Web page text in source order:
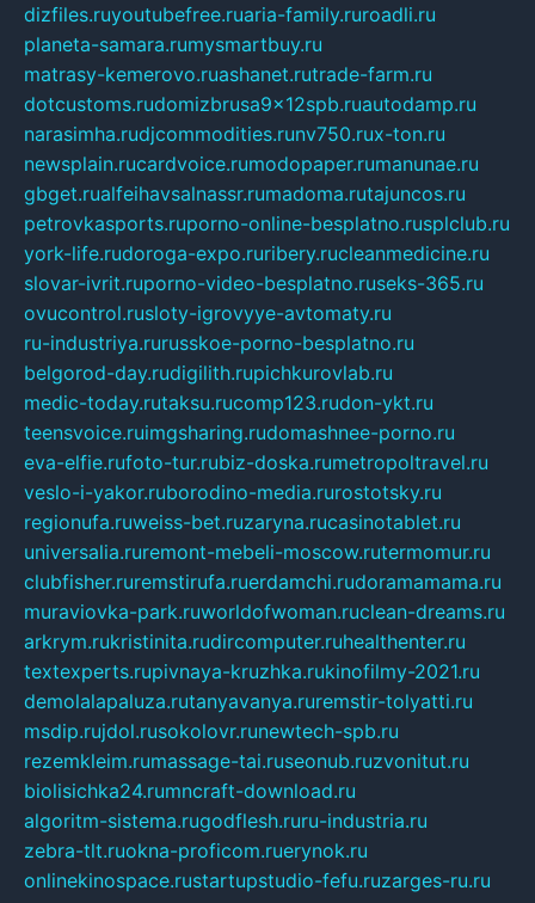
dizfiles.ruyoutubefree.ruaria-family.ruroadli.ru
planeta-samara.rumysmartbuy.ru
matrasy-kemerovo.ruashanet.rutrade-farm.ru
dotcustoms.rudomizbrusa9x12spb.ruautodamp.ru
narasimha.rudjcommodities.runv750.rux-ton.ru
newsplain.rucardvoice.rumodopaper.rumanunae.ru
gbget.rualfeihavsalnassr.rumadoma.rutajuncos.ru
petrovkasports.ruporno-online-besplatno.rusplclub.ru
york-life.rudoroga-expo.ruribery.rucleanmedicine.ru
slovar-ivrit.ruporno-video-besplatno.ruseks-365.ru
ovucontrol.rusloty-igrovyye-avtomaty.ru
ru-industriya.rurusskoe-porno-besplatno.ru
belgorod-day.rudigilith.rupichkurovlab.ru
medic-today.rutaksu.rucomp123.rudon-ykt.ru
teensvoice.ruimgsharing.rudomashnee-porno.ru
eva-elfie.rufoto-tur.rubiz-doska.rumetropoltravel.ru
veslo-i-yakor.ruborodino-media.rurostotsky.ru
regionufa.ruweiss-bet.ruzaryna.rucasinotablet.ru
universalia.ruremont-mebeli-moscow.rutermomur.ru
clubfisher.ruremstirufa.ruerdamchi.rudoramamama.ru
muraviovka-park.ruworldofwoman.ruclean-dreams.ru
arkrym.rukristinita.rudircomputer.ruhealthenter.ru
textexperts.rupivnaya-kruzhka.rukinofilmy-2021.ru
demolalapaluza.rutanyavanya.ruremstir-tolyatti.ru
msdip.rujdol.rusokolovr.runewtech-spb.ru
rezemkleim.rumassage-tai.ruseonub.ruzvonitut.ru
biolisichka24.rumncraft-download.ru
algoritm-sistema.rugodflesh.ruru-industria.ru
zebra-tlt.ruokna-proficom.ruerynok.ru
onlinekinospace.rustartupstudio-fefu.ruzarges-ru.ru